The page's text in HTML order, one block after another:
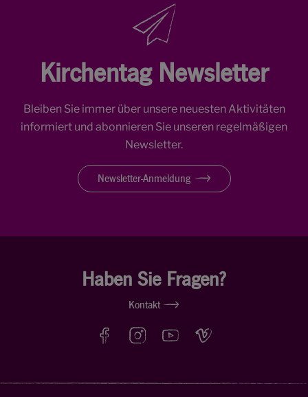
Kirchentag Newsletter
Bleiben Sie immer über unsere neuesten Aktivitäten
informiert und abonnieren Sie unseren regelmäßigen
Newsletter.
Newsletter-Anmeldung
Haben Sie Fragen?
Kontakt